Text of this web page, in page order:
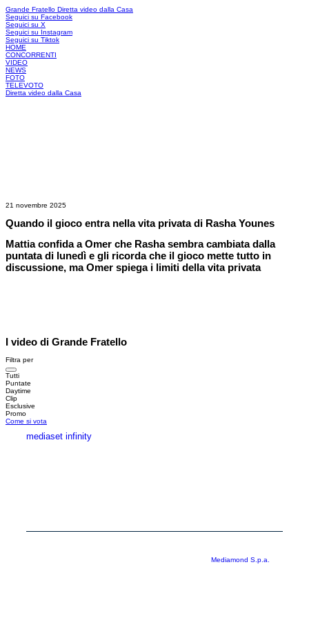
Grande Fratello Diretta video dalla Casa
Seguici su Facebook
Seguici su X
Seguici su Instagram
Seguici su Tiktok
HOME
CONCORRENTI
VIDEO
NEWS
FOTO
TELEVOTO
Diretta video dalla Casa
21 novembre 2025
Quando il gioco entra nella vita privata di Rasha Younes
Mattia confida a Omer che Rasha sembra cambiata dalla
puntata di lunedì e gli ricorda che il gioco mette tutto in
discussione, ma Omer spiega i limiti della vita privata
I video di Grande Fratello
Filtra per
Tutti
Puntate
Daytime
Clip
Esclusive
Promo
Come si vota
mediaset infinity
Mediamond S.p.a.